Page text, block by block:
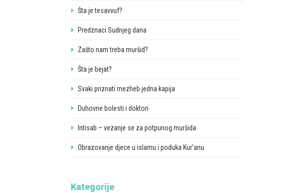
Šta je tesavvuf?
Predznaci Sudnjeg dana
Zašto nam treba muršid?
Šta je bejat?
Svaki priznati mezheb jedna kapija
Duhovne bolesti i doktori
Intisab – vezanje se za potpunog muršida
Obrazovanje djece u islamu i poduka Kur’anu
Kategorije